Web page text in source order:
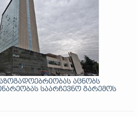
აცნობს
საარჩევნო გარემოს